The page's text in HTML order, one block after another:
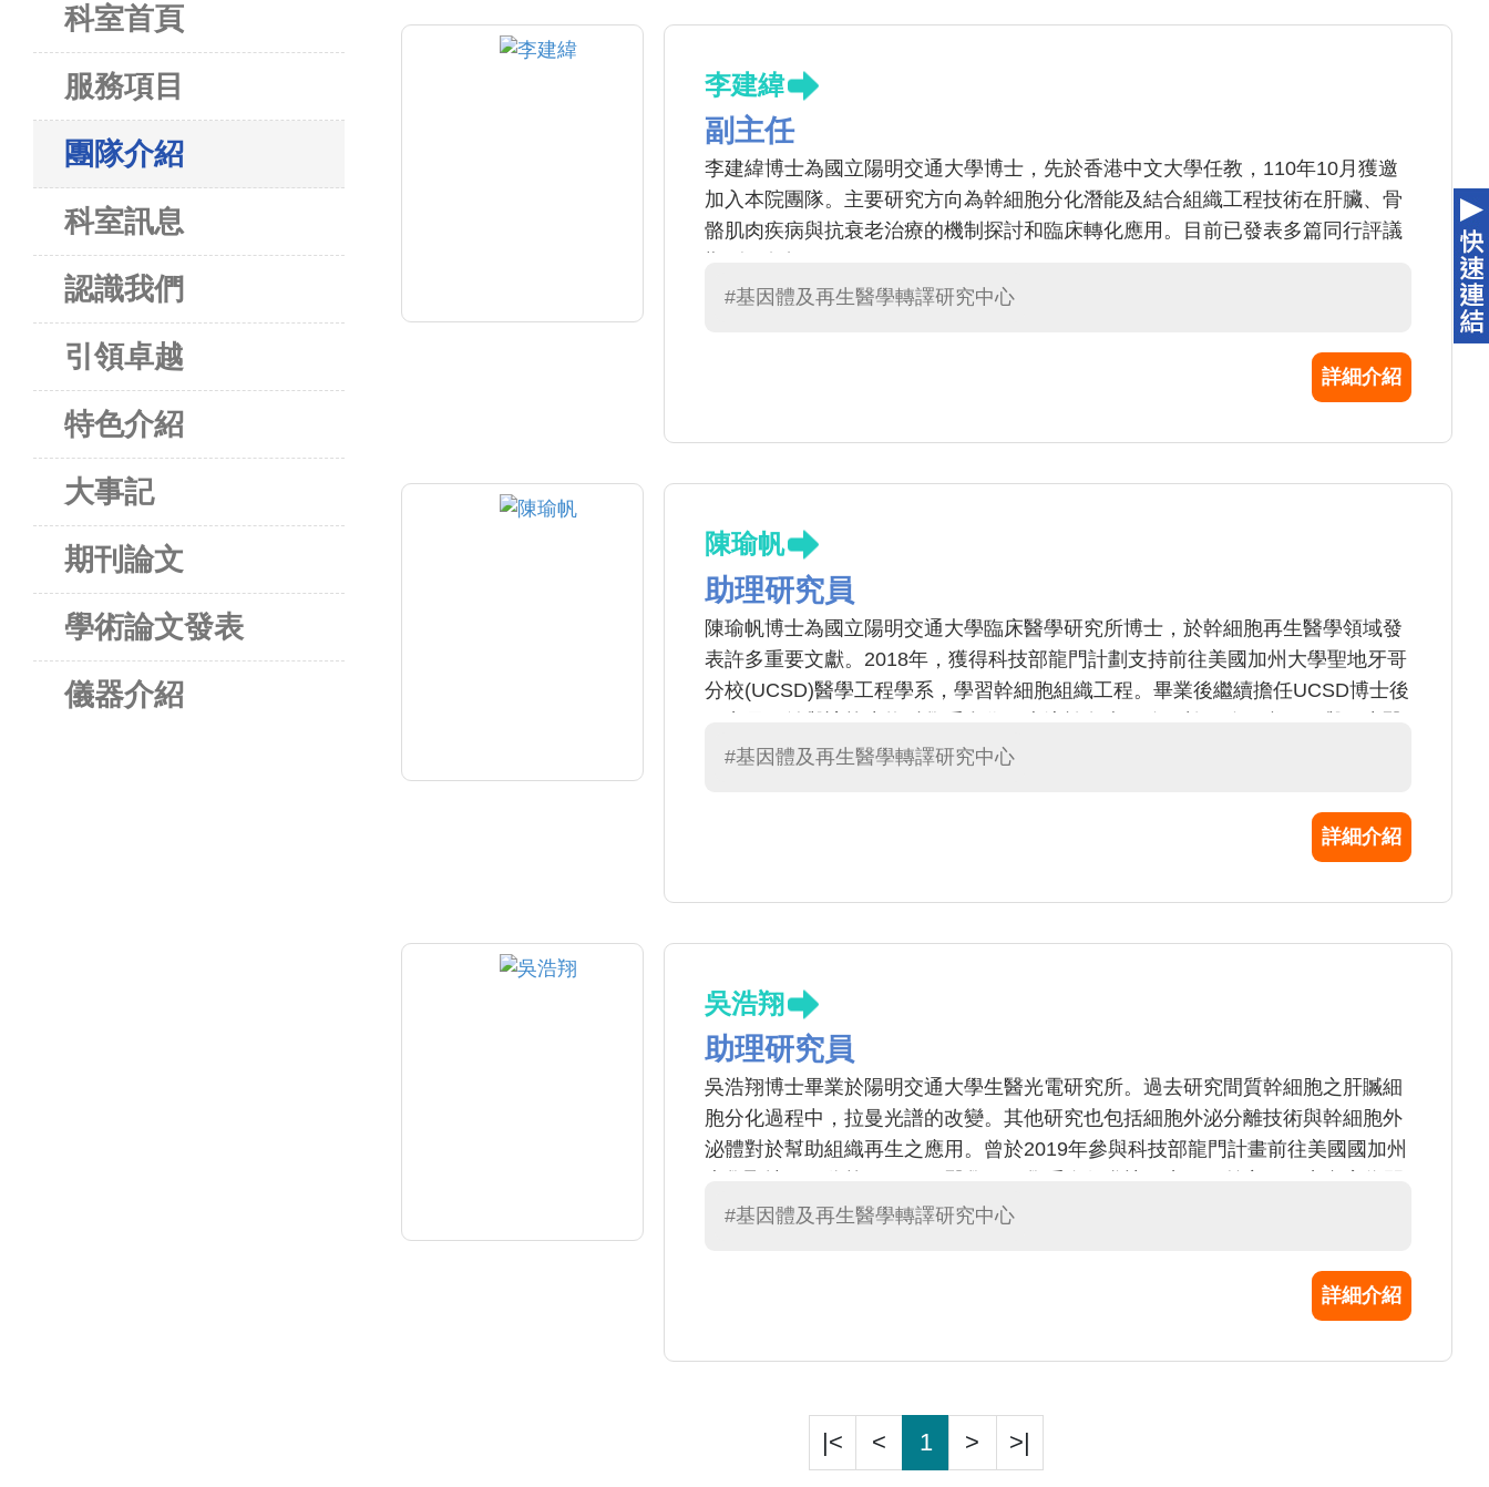
科室首頁
服務項目
團隊介紹
科室訊息
認識我們
引領卓越
特色介紹
大事記
期刊論文
學術論文發表
儀器介紹
李建緯
副主任
李建緯博士為國立陽明交通大學博士，先於香港中文大學任教，110年10月獲邀
加入本院團隊。主要研究方向為幹細胞分化潛能及結合組織工程技術在肝臟、骨
骼肌肉疾病與抗衰老治療的機制探討和臨床轉化應用。目前已發表多篇同行評議
Biology and Medicine、Stem Cell Reports、Translational Research。專長為：
#基因體及再生醫學轉譯研究中心
詳細介紹
陳瑜帆
助理研究員
陳瑜帆博士為國立陽明交通大學臨床醫學研究所博士，於幹細胞再生醫學領域發
表許多重要文獻。2018年，獲得科技部龍門計劃支持前往美國加州大學聖地牙哥
分校(UCSD)醫學工程學系，學習幹細胞組織工程。畢業後繼續擔任UCSD博士後
學等相關研究。專長為：幹細胞生物學、幹細胞組織工程、免疫學、研究幹細胞
#基因體及再生醫學轉譯研究中心
詳細介紹
吳浩翔
助理研究員
吳浩翔博士畢業於陽明交通大學生醫光電研究所。過去研究間質幹細胞之肝贓細
胞分化過程中，拉曼光譜的改變。其他研究也包括細胞外泌分離技術與幹細胞外
泌體對於幫助組織再生之應用。曾於2019年參與科技部龍門計畫前往美國國加州
發幹細胞外泌體做為治療心臟血管粥狀病變與代謝相關疾病之應用。
#基因體及再生醫學轉譯研究中心
詳細介紹
|< < 1 > >|